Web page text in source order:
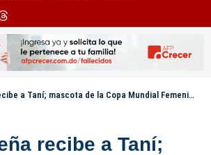
a Taní; mascota de la Copa Mundial Femenina Sub-17
recibe a Taní;